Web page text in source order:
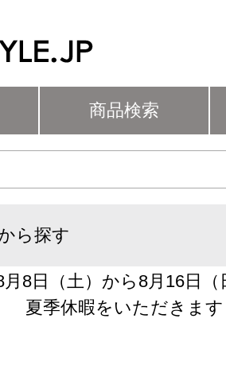
商品検索
ら探す
月8日（土）から8月16日
夏季休暇をいただきます